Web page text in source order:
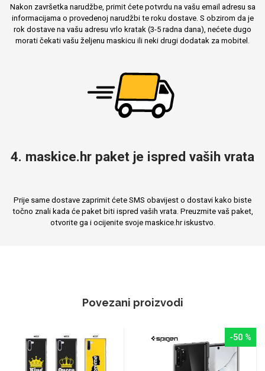
Nakon završetka narudžbe, primit ćete potvrdu na vašu email adresu sa
informacijama o provedenoj narudžbi te roku dostave. S obzirom da je
rok dostave na vašu adresu vrlo kratak (3-5 radna dana), nećete dugo
morati čekati vašu željenu maskicu ili neki drugi dodatak za mobitel.
4. maskice.hr paket je ispred vaših vrata
Prije same dostave zaprimit ćete SMS obavijest o dostavi kako biste
točno znali kada će paket biti ispred vaših vrata. Preuzmite vaš paket,
otvorite ga i ocijenite svoje maskice.hr iskustvo.
Povezani proizvodi
-50 %